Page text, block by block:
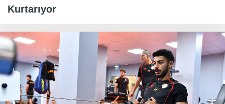
Kurtarıyor